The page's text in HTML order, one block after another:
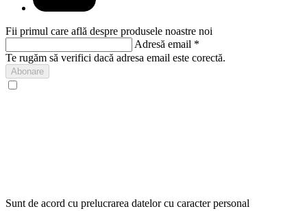
Fii primul care află despre produsele noastre noi
Adresă email *
Te rugăm să verifici dacă adresa email este corectă.
Abonare
Sunt de acord cu prelucrarea datelor cu caracter personal